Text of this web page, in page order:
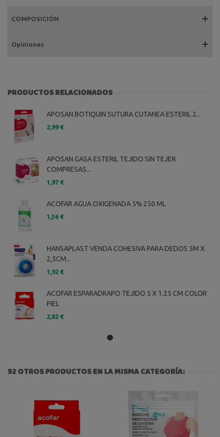
COMPOSICIÓN
Opiniones
PRODUCTOS RELACIONADOS
APOSAN BOTIQUIN SUTURA CUTANEA ESTERIL 2...
2,99 €
APOSAN GASA ESTERIL TEJIDO SIN TEJER
COMPRESAS...
1,97 €
ACOFAR AGUA OXIGENADA 5% 250 ML
1,56 €
HANSAPLAST VENDA COHESIVA PARA DEDOS 5M X
2,5CM...
1,92 €
ACOFAR ESPARADRAPO TEJIDO 5 X 1.25 CM COLOR
PIEL
2,82 €
92 OTROS PRODUCTOS EN LA MISMA CATEGORÍA: